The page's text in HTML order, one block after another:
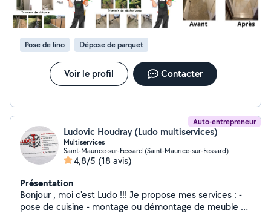
Pose de lino Dépose de parquet
Voir le profil Contacter
Auto-entrepreneur
Ludovic Houdray (Ludo multiservices)
Multiservices
Saint-Maurice-sur-Fessard (Saint-Maurice-sur-Fessard)
4,8/5 (18 avis)
Présentation
Bonjour , moi c'est Ludo !!! Je propose mes services : -
pose de cuisine - montage ou démontage de meuble en